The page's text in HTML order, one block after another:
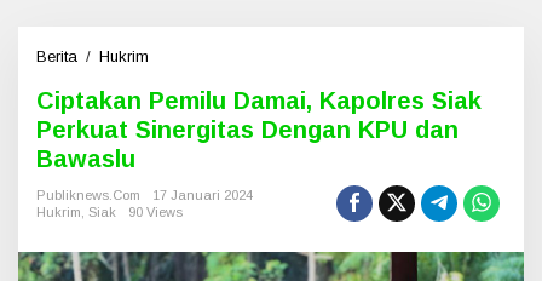
Berita / Hukrim
p
t
a
n
e
Ciptakan Pemilu Damai, Kapolres Siak
Perkuat Sinergitas Dengan KPU dan
Bawaslu
Publiknews.com
17 Januari 2024
Hukrim Siak 90 Views